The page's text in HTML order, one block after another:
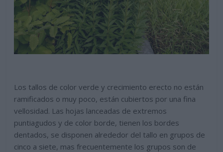
Los tallos de color verde y crecimiento erecto no están
ramificados o muy poco, están cubiertos por una fina
vellosidad. Las hojas lanceadas de extremos
puntiagudos y de color borde, tienen los bordes
dentados, se disponen alrededor del tallo en grupos de
cinco a siete, mas frecuentemente los grupos son de